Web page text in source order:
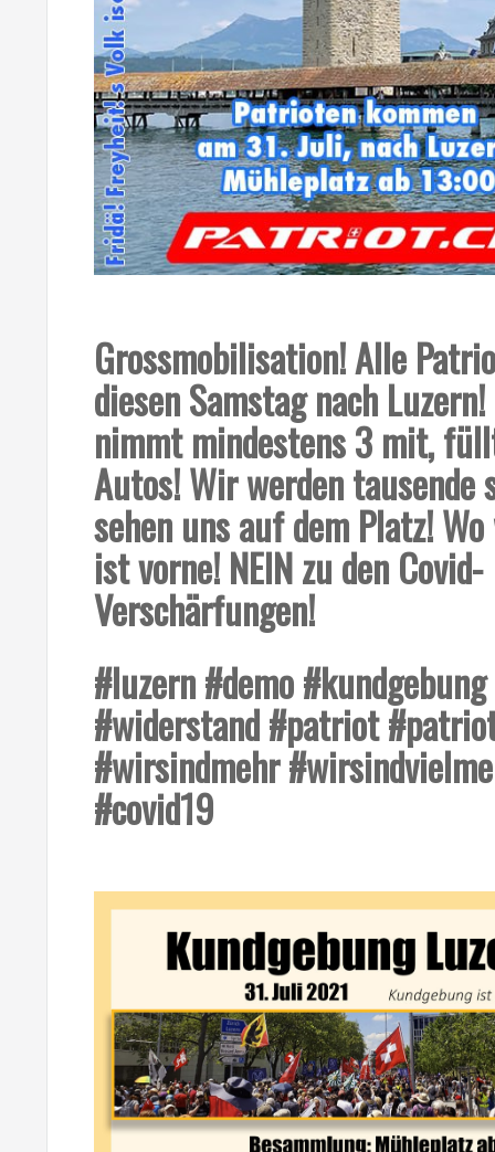
Grossmobilisation! Alle
diesen Samstag nach
nimmt mindestens 3 mit,
Autos! Wir werden tausende
sehen uns auf dem Platz!
ist vorne! NEIN zu den Covid-
Verschärfungen!
#luzern #demo
#widerstand #patriot
#wirsindmehr
#covid19